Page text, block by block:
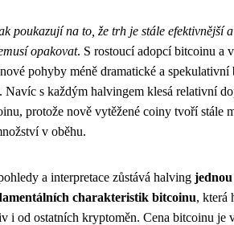
poukazují na to, že trh je stále efektivnější a
opakovat. S rostoucí adopcí bitcoinu a
pohyby méně dramatické a spekulativní
Navíc s každým halvingem klesá relativní
protože nově vytěžené coiny tvoří stále
v oběhu.
a interpretace zůstává halving jednou
charakteristik bitcoinu, která
i od ostatních kryptoměn. Cena bitcoinu je